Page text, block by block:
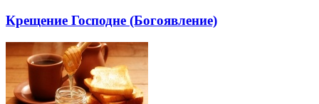
Крещение Господне (Богоявление)